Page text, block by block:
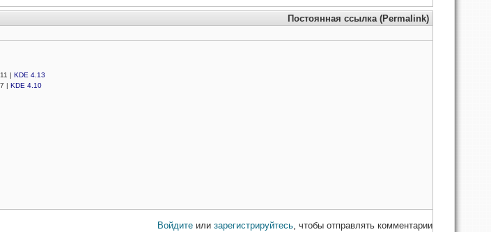
Постоянная ссылка (Permalink)
| KDE 4.13
| KDE 4.10
Войдите или зарегистрируйтесь, чтобы отправлять комментарии